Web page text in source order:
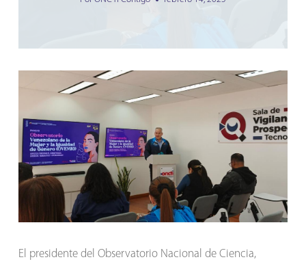
El presidente del Observatorio Nacional de Ciencia,